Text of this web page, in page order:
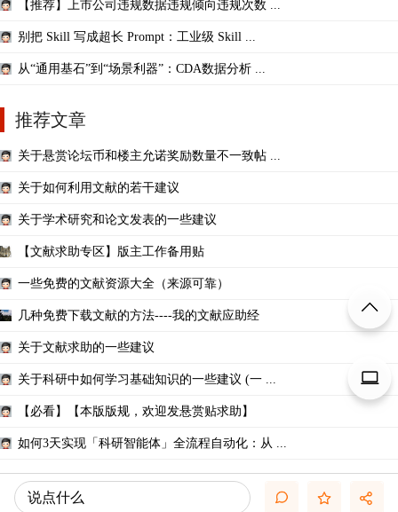
【推荐】上市公司违规数据违规倾向违规次数 ...
别把 Skill 写成超长 Prompt：工业级 Skill ...
从“通用基石”到“场景利器”：CDA数据分析 ...
推荐文章
关于悬赏论坛币和楼主允诺奖励数量不一致帖 ...
关于如何利用文献的若干建议
关于学术研究和论文发表的一些建议
【文献求助专区】版主工作备用贴
一些免费的文献资源大全（来源可靠）
几种免费下载文献的方法----我的文献应助经
关于文献求助的一些建议
关于科研中如何学习基础知识的一些建议 (一 ...
【必看】【本版版规，欢迎发悬赏贴求助】
如何3天实现「科研智能体」全流程自动化：从 ...
说点什么